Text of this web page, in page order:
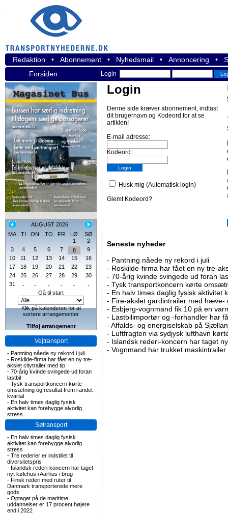
Redaktion • Abonnement • Nyhedsmail • Annoncering •
Forsiden
Login
AUGUST 2026
MA
TI ON TO FR LØ
SØ
-
- - - - 1
2
3
4 5 6 7 8
9
10
11 12 13 14 15
16
17
18 19 20 21 22
23
24
25 26 27 28 29
30
31
- - - - -
-
Gå til start
Klik på kalenderen for at
sortere arrangementer
Tilføj arrangement
Vejtransport
- Pantning nåede ny rekord i juli
- Roskilde-firma har fået en ny tre-
akslet citytrailer med tip
- 70-årig kvinde svingede ud foran
lastbil
- Tysk transportkoncern kørte
omsætning og resultat frem i andet
kvartal
- En halv times daglig fysisk
aktivitet kan forebygge alvorlig
stress
Søtransport
- En halv times daglig fysisk
aktivitet kan forebygge alvorlig
stress
- Tre rederier er indstillet til
diversitetspris
- Islandsk rederi-koncern har taget
nyt kølehus i Aarhus i brug
- Finsk rederi med ruter til
Danmark transporterede mere
gods
- Optaget på de maritime
uddannelser er 17 procent højere
end i 2022
Login
Denne side kræver abonnement, indtast
dit brugernavn og Kodeord for at se
artiklen!
E-mail adresse:
Kodeord:
Husk mig (Automatisk login)
Glemt Kodeord?
Seneste nyheder
- Pantning nåede ny rekord i juli
- Roskilde-firma har fået en ny tre-
- 70-årig kvinde svingede ud foran
- Tysk transportkoncern kørte
- En halv times daglig fysisk aktivitet
- Fire-akslet gardintrailer med hæve-
- Esbjerg-vognmand fik 10 på en
- Lastbilimportør og -forhandler har
- Affalds- og energiselskab på
- Luftfragten via sydjysk lufthavn
- Islandsk rederi-koncern har taget
- Vognmand har trukket